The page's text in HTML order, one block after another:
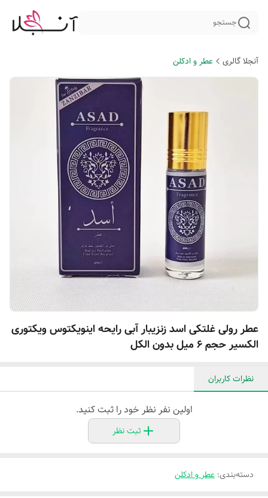
جستجو
آنجلا گالری عطر و ادکلن
عطر رولی غلتکی اسد زنزیبار آبی رایحه اینویکتوس ویکتوری
الکسیر حجم 6 میل بدون الکل
نظرات کاربران
اولین نفر نظر خود را ثبت کنید.
ثبت نظر
دسته‌بندی: عطر و ادکلن